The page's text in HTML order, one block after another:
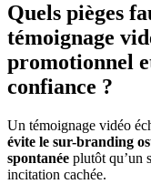
Quels pièges
témoignage
promotionnel
confiance ?
Un témoignage vidéo
évite le sur-branding
spontanée plutôt qu’un
incitation cachée.